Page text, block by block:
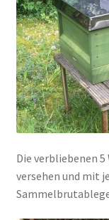
Die verbliebenen
versehen und mit